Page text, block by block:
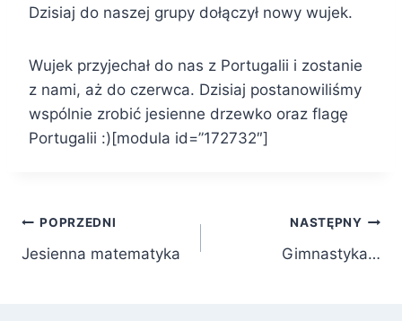
Dzisiaj do naszej grupy dołączył nowy wujek.
Wujek przyjechał do nas z Portugalii i zostanie
z nami, aż do czerwca. Dzisiaj postanowiliśmy
wspólnie zrobić jesienne drzewko oraz flagę
Portugalii :)[modula id=”172732″]
Nawigacja
wpisu
POPRZEDNI
Jesienna matematyka
NASTĘPNY
Gimnastyka…